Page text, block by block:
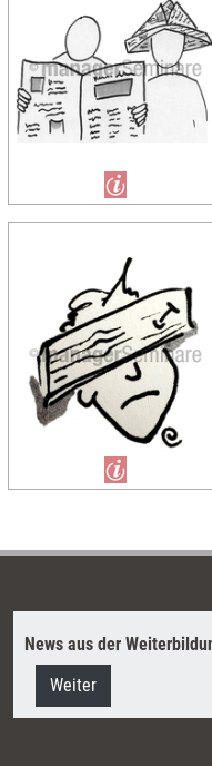
News aus der
Weiter